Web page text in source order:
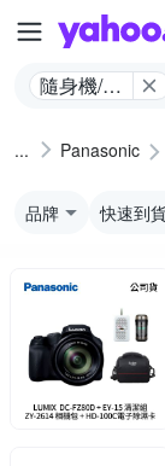
隨身機/類
Panasonic
品牌 快速到